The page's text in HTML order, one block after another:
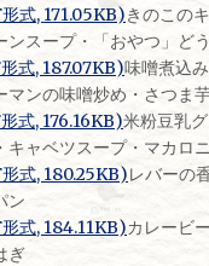
式, 171.05KB)きのこの
ンスープ・「おやつ」ど
式, 187.07KB)味噌煮込
マンの味噌炒め・さつま
式, 176.16KB)米粉豆乳
キャベツスープ・マカロ
式, 180.25KB)レバーの
ン
式, 184.11KB)カレービ
ぎ